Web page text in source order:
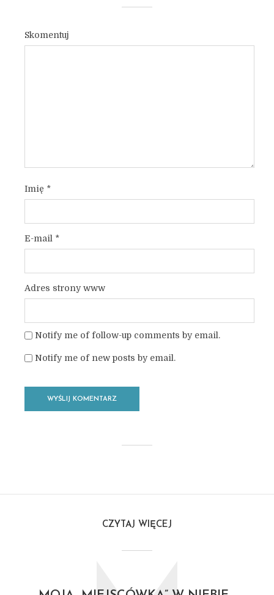
Skomentuj
Imię *
E-mail *
Adres strony www
Notify me of follow-up comments by email.
Notify me of new posts by email.
CZYTAJ WIĘCEJ